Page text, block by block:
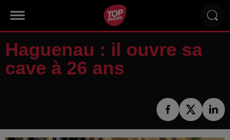
Haguenau : il ouvre sa
cave à 26 ans